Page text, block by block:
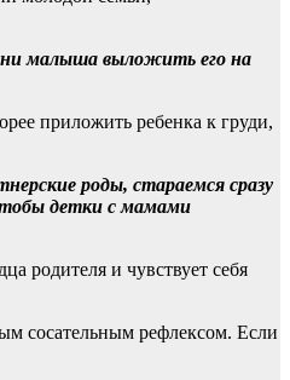
малыша выложить его на
приложить ребенка к груди,
роды, стараемся сразу
детки с мамами
родителя и чувствует себя
сосательным рефлексом. Если